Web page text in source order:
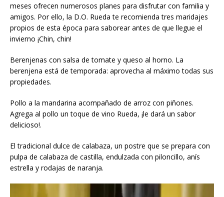
meses ofrecen numerosos planes para disfrutar con familia y
amigos. Por ello, la D.O. Rueda te recomienda tres maridajes
propios de esta época para saborear antes de que llegue el
invierno ¡Chin, chin!
Berenjenas con salsa de tomate y queso al horno. La
berenjena está de temporada: aprovecha al máximo todas sus
propiedades.
Pollo a la mandarina acompañado de arroz con piñones.
Agrega al pollo un toque de vino Rueda, ¡le dará un sabor
delicioso!.
El tradicional dulce de calabaza, un postre que se prepara con
pulpa de calabaza de castilla, endulzada con piloncillo, anís
estrella y rodajas de naranja.